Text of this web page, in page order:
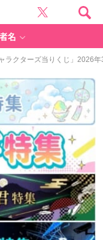
名
ラクターズ当りくじ」2026